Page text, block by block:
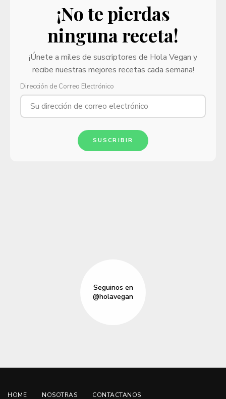
¡No te pierdas
ninguna receta!
¡Únete a miles de suscriptores de Hola Vegan y
recibe nuestras mejores recetas cada semana!
Dirección de Correo Electrónico
SUSCRIBIR
Seguinos en
@holavegan
HOME NOSOTRAS CONTACTANOS